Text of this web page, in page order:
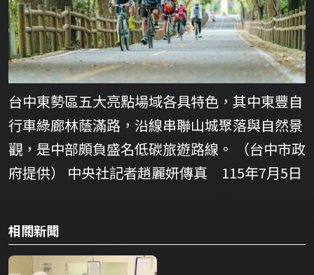
台中東勢區五大亮點場域各具特色，其中東豐自
行車綠廊林蔭滿路，沿線串聯山城聚落與自然景
觀，是中部頗負盛名低碳旅遊路線。 （台中市政
府提供） 中央社記者趙麗妍傳真 115年7月5日
相關新聞